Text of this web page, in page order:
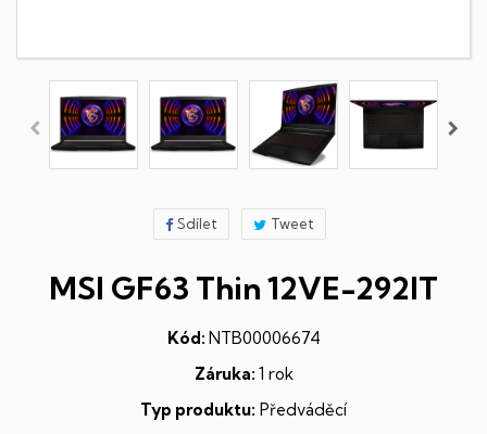
Sdílet Tweet
MSI GF63 Thin 12VE-292IT
Kód: NTB00006674
Záruka: 1 rok
Typ produktu: Předváděcí